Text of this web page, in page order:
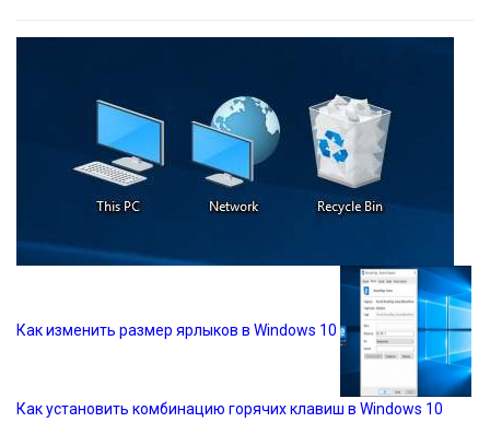
Как изменить размер ярлыков в Windows 10
Как установить комбинацию горячих клавиш в Windows 10